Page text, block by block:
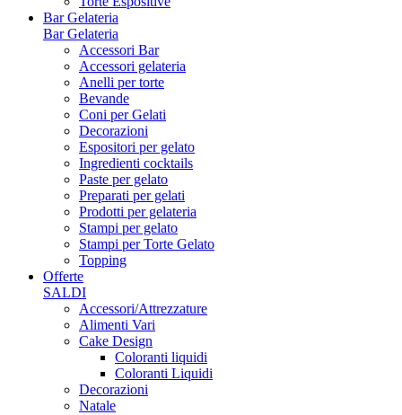
Bar Gelateria
Bar Gelateria
Accessori Bar
Accessori gelateria
Anelli per torte
Bevande
Coni per Gelati
Decorazioni
Espositori per gelato
Ingredienti cocktails
Paste per gelato
Preparati per gelati
Prodotti per gelateria
Stampi per gelato
Stampi per Torte Gelato
Topping
Offerte
SALDI
Accessori/Attrezzature
Alimenti Vari
Cake Design
Coloranti liquidi
Coloranti Liquidi
Decorazioni
Natale